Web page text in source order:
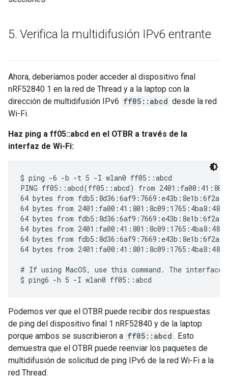
5. Verifica la multidifusión IPv6 entrante
Ahora, deberíamos poder acceder al dispositivo final
nRF52840 1 en la red de Thread y a la laptop con la
dirección de multidifusión IPv6 ff05::abcd desde la red
Wi-Fi.
Haz ping a ff05::abcd en el OTBR a través de la
interfaz de Wi-Fi:
$ ping -6 -b -t 5 -I wlan0 ff05::abcd
PING ff05::abcd(ff05::abcd) from
64 bytes from
64 bytes from
64 bytes from
64 bytes from
64 bytes from
64 bytes from
# If using MacOS, use this command. The
Podemos ver que el OTBR puede recibir dos respuestas
de ping del dispositivo final 1 nRF52840 y de la laptop
porque ambos se suscribieron a ff05::abcd . Esto
demuestra que el OTBR puede reenviar los paquetes de
multidifusión de solicitud de ping IPv6 de la red Wi-Fi a la
red Thread.